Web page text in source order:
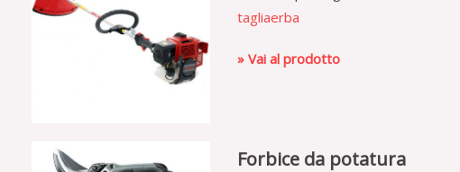
tagliaerba
» Vai al prodotto
Forbice da potatura